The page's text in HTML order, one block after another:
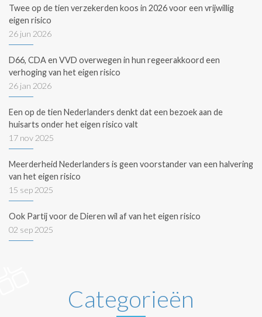
Twee op de tien verzekerden koos in 2026 voor een vrijwillig
eigen risico
26 jun 2026
D66, CDA en VVD overwegen in hun regeerakkoord een
verhoging van het eigen risico
26 jan 2026
Een op de tien Nederlanders denkt dat een bezoek aan de
huisarts onder het eigen risico valt
17 nov 2025
Meerderheid Nederlanders is geen voorstander van een halvering
van het eigen risico
15 sep 2025
Ook Partij voor de Dieren wil af van het eigen risico
02 sep 2025
Categorieën